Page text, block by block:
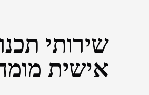
שירותי
אישית